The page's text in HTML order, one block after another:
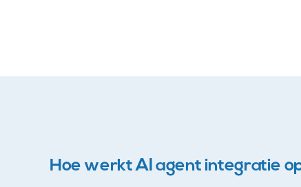
Hoe werkt AI agent integratie